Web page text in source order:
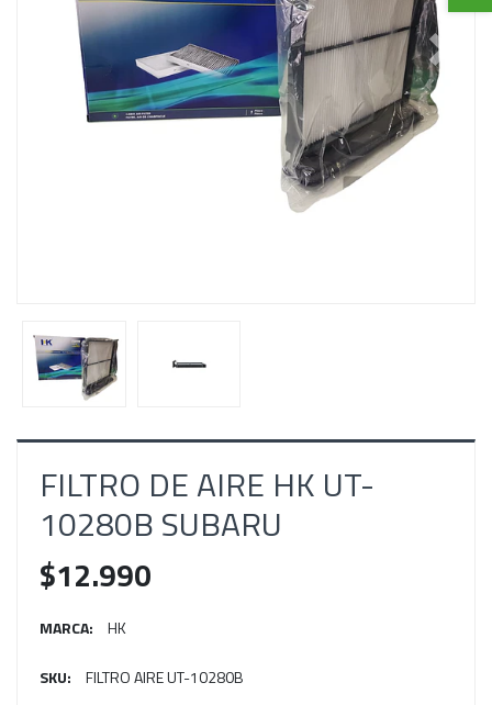
Previous Next
FILTRO DE AIRE HK UT-
10280B SUBARU
$12.990
MARCA: HK
SKU: FILTRO AIRE UT-10280B